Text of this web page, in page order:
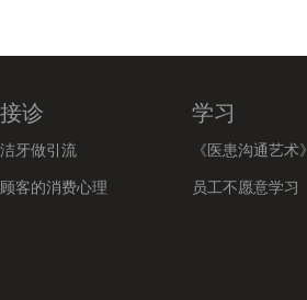
接诊
洁牙做引流
顾客的消费心理
学习
《医患沟通艺术》
员工不愿意学习